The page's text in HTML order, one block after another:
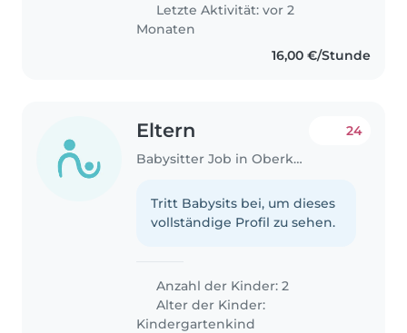
Letzte Aktivität: vor 2
Monaten
16,00 €/Stunde
Eltern
Babysitter Job in Oberkerschen
24
Tritt Babysits bei, um dieses
vollständige Profil zu sehen.
Anzahl der Kinder: 2
Alter der Kinder:
Kindergartenkind